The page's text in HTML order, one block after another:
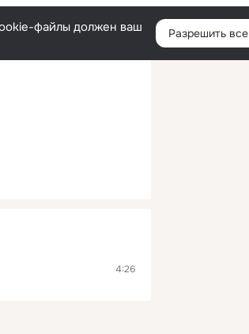
Войти
файлы должен ваш
Разрешить все
4:26